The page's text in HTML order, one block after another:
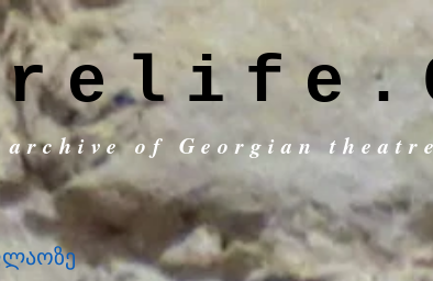
of Georgian theatre